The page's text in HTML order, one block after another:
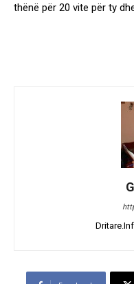
thënë për 20 vite për ty